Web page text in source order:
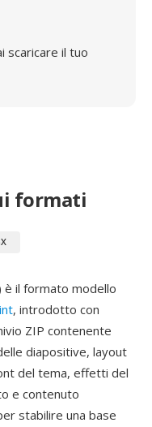
scaricare il tuo
formati
è il formato modello
, introdotto con
ZIP contenente
diapositive, layout
del tema, effetti del
e contenuto
stabilire una base